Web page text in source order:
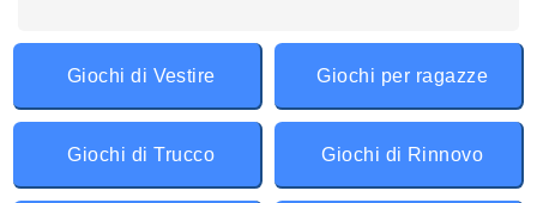
Giochi di Vestire Giochi per ragazze
Giochi di Trucco Giochi di Rinnovo